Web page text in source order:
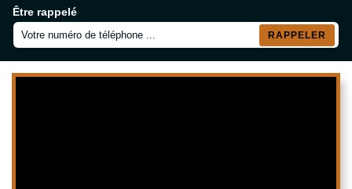
Être rappelé